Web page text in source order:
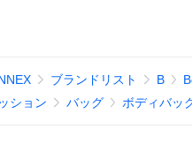
ブランドリスト B
ション バッグ ボディバッ